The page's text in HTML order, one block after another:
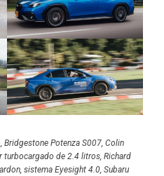
, Bridgestone Potenza S007, Colin
turbocargado de 2.4 litros, Richard
, sistema Eyesight 4.0, Subaru